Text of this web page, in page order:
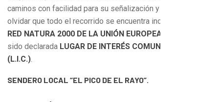
caminos con facilidad para su señalización y no hay que
olvidar que todo el recorrido se encuentra incluido en la
RED NATURA 2000 DE LA UNIÓN EUROPEA
sido declarada LUGAR DE INTERÉS COMUNITARIO
(L.I.C.)
SENDERO LOCAL “EL PICO DE EL RAYO”.